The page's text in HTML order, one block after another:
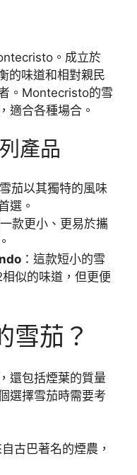
。成立於
的味道和相對親民
。Montecristo的雪
適合各種場合。
產品
雪茄以其獨特的風味
選。
一款更小、更易於攜
：這款短小的雪
似的味道，但更便
雪茄？
還包括煙葉的質量
選擇雪茄時需要考
古巴著名的煙農，